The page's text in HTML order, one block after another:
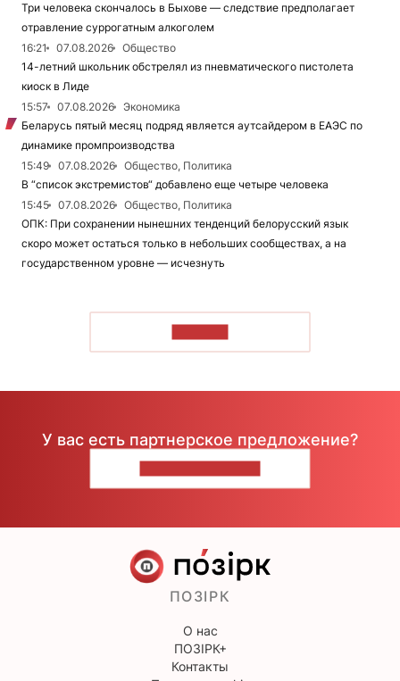
Три человека скончалось в Быхове — следствие предполагает
отравление суррогатным алкоголем
16:21
07.08.2026
Общество
14-летний школьник обстрелял из пневматического пистолета
киоск в Лиде
15:57
07.08.2026
Экономика
Беларусь пятый месяц подряд является аутсайдером в ЕАЭС по
динамике промпроизводства
15:49
07.08.2026
Общество, Политика
В “список экстремистов“ добавлено еще четыре человека
15:45
07.08.2026
Общество, Политика
ОПК: При сохранении нынешних тенденций белорусский язык
скоро может остаться только в небольших сообществах, а на
государственном уровне — исчезнуть
У вас есть партнерское предложение?
ПОЗІРК
О нас
ПОЗІРК+
Контакты